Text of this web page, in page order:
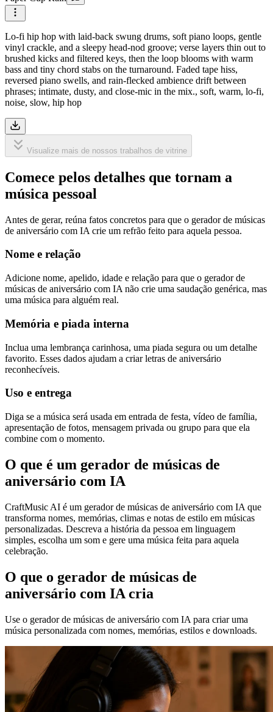
Lo-fi hip hop with laid-back swung drums, soft piano loops, gentle
vinyl crackle, and a sleepy head-nod groove; verse layers thin out to
brushed kicks and filtered keys, then the loop blooms with warm
bass and tiny chord stabs on the turnaround. Faded tape hiss,
reversed piano swells, and rain-flecked ambience drift between
phrases; intimate, dusty, and close-mic in the mix., soft, warm, lo-fi,
noise, slow, hip hop
Visualize mais de nossos trabalhos de vitrine
Comece pelos detalhes que tornam a
música pessoal
Antes de gerar, reúna fatos concretos para que o gerador de músicas
de aniversário com IA crie um refrão feito para aquela pessoa.
Nome e relação
Adicione nome, apelido, idade e relação para que o gerador de
músicas de aniversário com IA não crie uma saudação genérica, mas
uma música para alguém real.
Memória e piada interna
Inclua uma lembrança carinhosa, uma piada segura ou um detalhe
favorito. Esses dados ajudam a criar letras de aniversário
reconhecíveis.
Uso e entrega
Diga se a música será usada em entrada de festa, vídeo de família,
apresentação de fotos, mensagem privada ou grupo para que ela
combine com o momento.
O que é um gerador de músicas de
aniversário com IA
CraftMusic AI é um gerador de músicas de aniversário com IA que
transforma nomes, memórias, climas e notas de estilo em músicas
personalizadas. Descreva a história da pessoa em linguagem
simples, escolha um som e gere uma música feita para aquela
celebração.
O que o gerador de músicas de
aniversário com IA cria
Use o gerador de músicas de aniversário com IA para criar uma
música personalizada com nomes, memórias, estilos e downloads.